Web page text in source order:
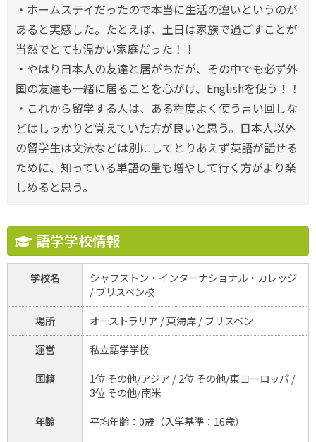
・ホームステイだったので本当に生活の違いというのが
あると実感した。たとえば、土日は家族で過ごすことが
当然でとても温かい家庭だった！！
・やはり日本人の友達と居がちだが、その中でも必ず外
国の友達も一緒に居ることを心がけ、Englishを使う！！
・これから留学する人は、ある程度よく使う言い回しな
どはしっかりと覚えていた方が良いと思う。日本人以外
の留学生は文法などは別にしてとりあえず英語が話せる
ために、知っている単語の量も増やして行く方がより楽
しめると思う。
語学学校情報
学校名
シャフストン・インターナショナル・カレッジ
/ ブリスベン校
場所
オーストラリア / 東海岸 / ブリスベン
運営
私立語学学校
国籍
1位 その他/アジア / 2位 その他/東ヨーロッパ /
3位 その他/南米
年齢
平均年齢：0歳（入学基準：16歳）